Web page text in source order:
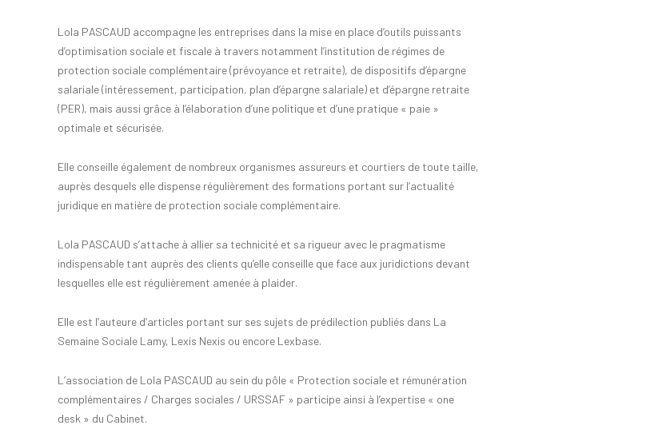
Lola PASCAUD accompagne les entreprises dans la mise en place d’outils puissants
d’optimisation sociale et fiscale à travers notamment l’institution de régimes de
protection sociale complémentaire (prévoyance et retraite), de dispositifs d’épargne
salariale (intéressement, participation, plan d’épargne salariale) et d’épargne retraite
(PER), mais aussi grâce à l’élaboration d’une politique et d’une pratique « paie »
optimale et sécurisée.
Elle conseille également de nombreux organismes assureurs et courtiers de toute taille,
auprès desquels elle dispense régulièrement des formations portant sur l’actualité
juridique en matière de protection sociale complémentaire.
Lola PASCAUD s’attache à allier sa technicité et sa rigueur avec le pragmatisme
indispensable tant auprès des clients qu’elle conseille que face aux juridictions devant
lesquelles elle est régulièrement amenée à plaider.
Elle est l’auteure d’articles portant sur ses sujets de prédilection publiés dans La
Semaine Sociale Lamy, Lexis Nexis ou encore Lexbase.
L’association de Lola PASCAUD au sein du pôle « Protection sociale et rémunération
complémentaires / Charges sociales / URSSAF » participe ainsi à l’expertise « one
desk » du Cabinet.